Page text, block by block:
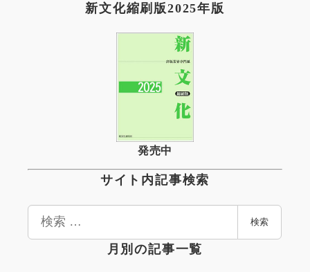
新文化縮刷版2025年版
発売中
サイト内記事検索
検
検索
月別の記事一覧